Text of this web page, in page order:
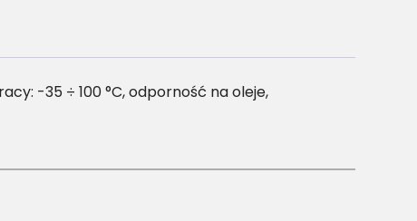
-35 ÷ 100 °C, odporność na oleje,